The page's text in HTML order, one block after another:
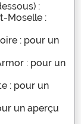
:
Moselle :
: pour un
: pour un
: pour un
un aperçu